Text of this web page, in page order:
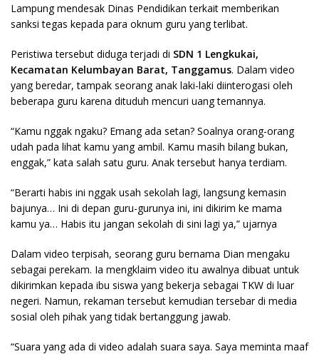
Lampung mendesak Dinas Pendidikan terkait memberikan
sanksi tegas kepada para oknum guru yang terlibat.
Peristiwa tersebut diduga terjadi di SDN 1 Lengkukai,
Kecamatan Kelumbayan Barat, Tanggamus. Dalam video
yang beredar, tampak seorang anak laki-laki diinterogasi oleh
beberapa guru karena dituduh mencuri uang temannya.
“Kamu nggak ngaku? Emang ada setan? Soalnya orang-orang
udah pada lihat kamu yang ambil. Kamu masih bilang bukan,
enggak,” kata salah satu guru. Anak tersebut hanya terdiam.
“Berarti habis ini nggak usah sekolah lagi, langsung kemasin
bajunya… Ini di depan guru-gurunya ini, ini dikirim ke mama
kamu ya… Habis itu jangan sekolah di sini lagi ya,” ujarnya
Dalam video terpisah, seorang guru bernama Dian mengaku
sebagai perekam. Ia mengklaim video itu awalnya dibuat untuk
dikirimkan kepada ibu siswa yang bekerja sebagai TKW di luar
negeri. Namun, rekaman tersebut kemudian tersebar di media
sosial oleh pihak yang tidak bertanggung jawab.
“Suara yang ada di video adalah suara saya. Saya meminta maaf